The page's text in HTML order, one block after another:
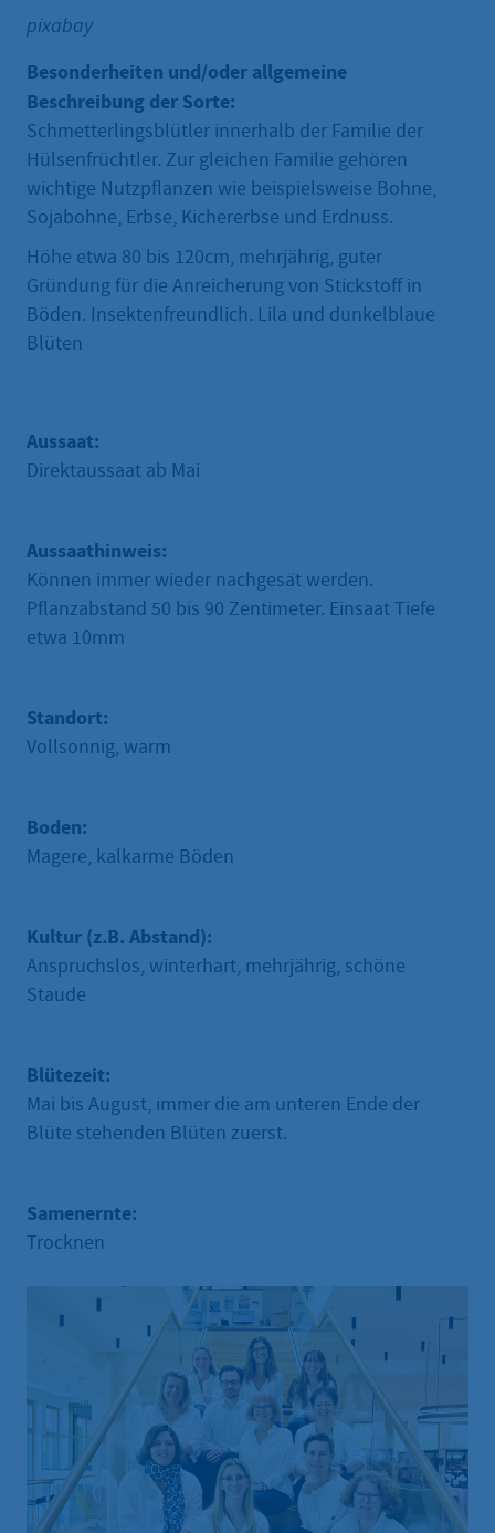
pixabay
Besonderheiten und/oder allgemeine
Beschreibung der Sorte:
Schmetterlingsblütler innerhalb der Familie der
Hülsenfrüchtler. Zur gleichen Familie gehören
wichtige Nutzpflanzen wie beispielsweise Bohne,
Sojabohne, Erbse, Kichererbse und Erdnuss.
Höhe etwa 80 bis 120cm, mehrjährig, guter
Gründung für die Anreicherung von Stickstoff in
Böden. Insektenfreundlich. Lila und dunkelblaue
Blüten
Aussaat:
Direktaussaat ab Mai
Aussaathinweis:
Können immer wieder nachgesät werden.
Pflanzabstand 50 bis 90 Zentimeter. Einsaat Tiefe
etwa 10mm
Standort:
Vollsonnig, warm
Boden:
Magere, kalkarme Böden
Kultur (z.B. Abstand):
Anspruchslos, winterhart, mehrjährig, schöne
Staude
Blütezeit:
Mai bis August, immer die am unteren Ende der
Blüte stehenden Blüten zuerst.
Samenernte:
Trocknen